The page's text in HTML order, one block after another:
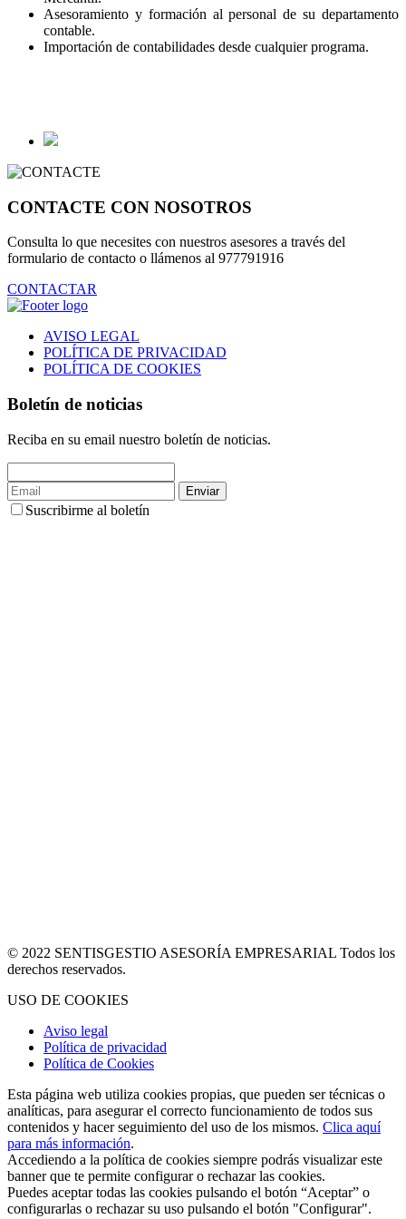
Asesoramiento y formación al personal de su departamento
contable.
Importación de contabilidades desde cualquier programa.
CONTACTE CON NOSOTROS
Consulta lo que necesites con nuestros asesores a través del
formulario de contacto o llámenos al 977791916
CONTACTAR
AVISO LEGAL
POLÍTICA DE PRIVACIDAD
POLÍTICA DE COOKIES
Boletín de noticias
Reciba en su email nuestro boletín de noticias.
Enviar
Suscribirme al boletín
© 2022 SENTISGESTIO ASESORÍA EMPRESARIAL Todos los
derechos reservados.
USO DE COOKIES
Aviso legal
Política de privacidad
Política de Cookies
Esta página web utiliza cookies propias, que pueden ser técnicas o
analíticas, para asegurar el correcto funcionamiento de todos sus
contenidos y hacer seguimiento del uso de los mismos. Clica aquí
para más información.
Accediendo a la política de cookies siempre podrás visualizar este
banner que te permite configurar o rechazar las cookies.
Puedes aceptar todas las cookies pulsando el botón “Aceptar” o
configurarlas o rechazar su uso pulsando el botón "Configurar".